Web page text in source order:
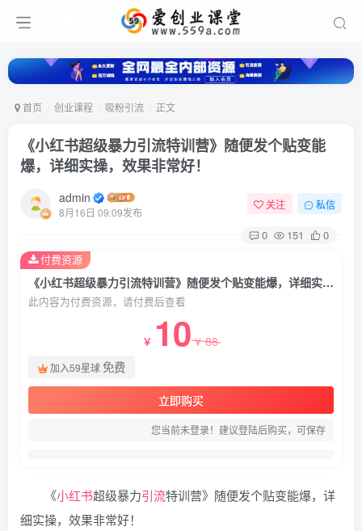
首页 创业课程 吸粉引流 正文
《小红书超级暴力引流特训营》随便发个贴变能
爆，详细实操，效果非常好！
admin
8月16日 09:09发布
关注 私信
0 151 0
《小红书超级暴力引流特训营》随便发个贴变能爆，详细实操，效果非常好！
此内容为付费资源，请付费后查看
￥ 10￥88
加入59星球免费
立即购买
您当前未登录！建议登陆后购买，可保存
付费资源
《小红书超级暴力引流特训营》随便发个贴变能爆，详
细实操，效果非常好！